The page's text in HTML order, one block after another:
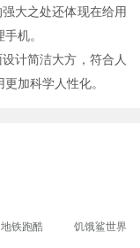
大之处还体现在给用
机。
计简洁大方，符合人
加科学人性化。
地铁跑酷 饥饿鲨世界